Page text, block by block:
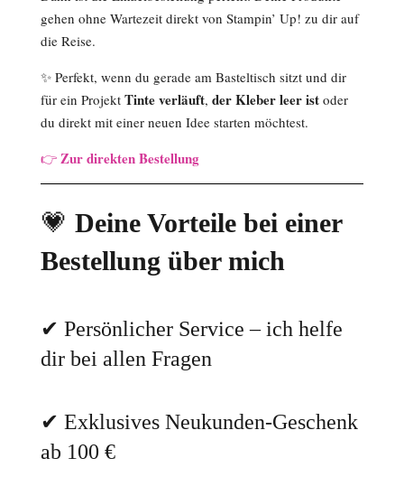
gehen ohne Wartezeit direkt von Stampin’ Up! zu dir auf
die Reise.
✨ Perfekt, wenn du gerade am Basteltisch sitzt und dir
für ein Projekt Tinte verläuft, der Kleber leer ist oder
du direkt mit einer neuen Idee starten möchtest.
👉 Zur direkten Bestellung
💗 Deine Vorteile bei einer
Bestellung über mich
✔ Persönlicher Service – ich helfe
dir bei allen Fragen
✔ Exklusives Neukunden-Geschenk
ab 100 €